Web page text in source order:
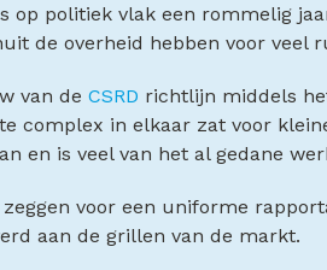
politiek vlak een rommelig
de overheid hebben voor veel
van de CSRD richtlijn middels
complex in elkaar zat voor
en is veel van het al gedane
voor een uniforme
aan de grillen van de markt.